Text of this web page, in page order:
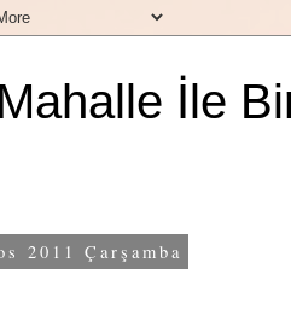
İle
2011 Çarşamba